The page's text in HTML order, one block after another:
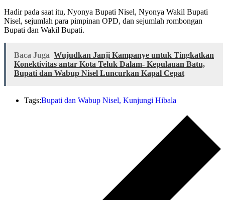
Hadir pada saat itu, Nyonya Bupati Nisel, Nyonya Wakil Bupati
Nisel, sejumlah para pimpinan OPD, dan sejumlah rombongan
Bupati dan Wakil Bupati.
Baca Juga Wujudkan Janji Kampanye untuk Tingkatkan
Konektivitas antar Kota Teluk Dalam- Kepulauan Batu,
Bupati dan Wabup Nisel Luncurkan Kapal Cepat
Tags:Bupati dan Wabup Nisel, Kunjungi Hibala